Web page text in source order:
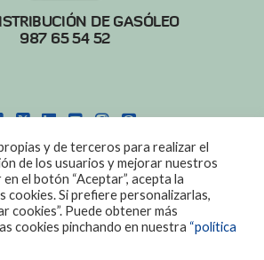
DE GASÓLEO
987 65 54 52
DE COOKIES|AVISO LEGAL
DISEÑO: DIAN SISTEMAS
y de terceros para realizar el
de los usuarios y mejorar nuestros
el botón “Aceptar”, acepta la
cookies. Si prefiere personalizarlas,
cookies”. Puede obtener más
cookies pinchando en nuestra “política